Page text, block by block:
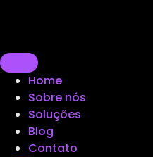
Home
Sobre nós
Soluções
Blog
Contato